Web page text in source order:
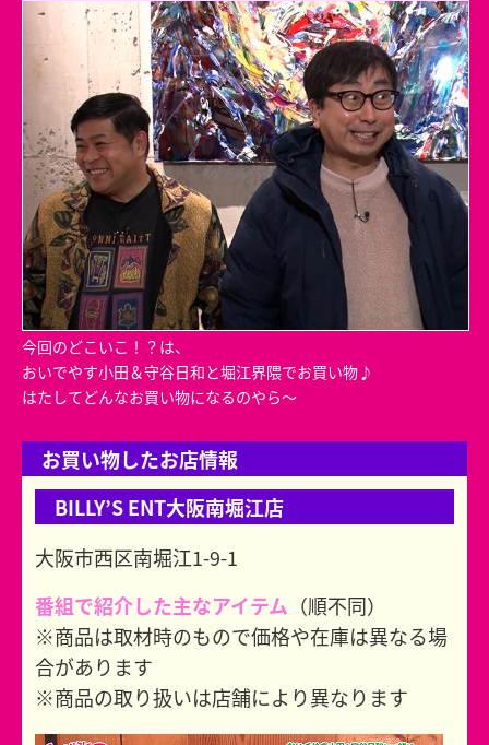
今回のどこいこ！？は、
おいでやす小田＆守谷日和と堀江界隈でお買い物♪
はたしてどんなお買い物になるのやら～
お買い物したお店情報
BILLY’S ENT大阪南堀江店
大阪市西区南堀江1-9-1
番組で紹介した主なアイテム （順不同）
※商品は取材時のもので価格や在庫は異なる場
合があります
※商品の取り扱いは店舗により異なります